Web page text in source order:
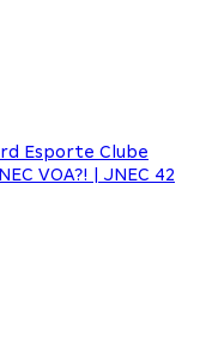
Esporte Clube
VOA?! | JNEC 42